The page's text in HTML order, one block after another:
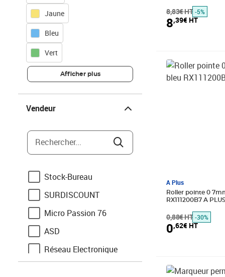
Stock Bureau
Artline
Avery
Bic
Cartorel
Cleopatre
Coutal
Durable
Rapesco
Jaune
Bleu
Vert
Afficher plus
Vendeur
Rechercher...
Stock-Bureau
SURDISCOUNT
Micro Passion 76
ASD
Réseau Electronique
8,83€ HT -5%
8,39€ HT
A Plus
Roller pointe 0
RX111200B7 A PLUS
0,88€ HT
Prix barré 0,88€
-30%
0,62€ HT
Prix 0,62€ HT
Prix barré 0,83€
Prix 0,58€ HT